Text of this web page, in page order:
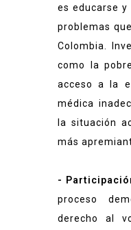
es educarse
problemas
Colombia.
como la
acceso a la
médica
la situación
más
-
proceso
derecho al